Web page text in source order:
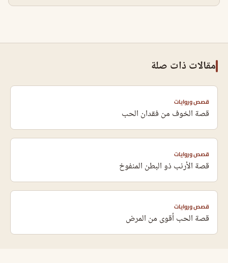
مقالات ذات صلة
قصص وروايات
قصة الخوف من فقدان الحب
قصص وروايات
قصة الأرنب ذو البطن المنفوخ
قصص وروايات
قصة الحب أقوى من المرض